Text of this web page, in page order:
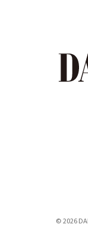
© 2026